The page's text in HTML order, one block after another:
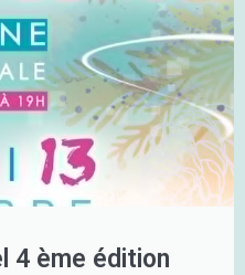
4 ème édition